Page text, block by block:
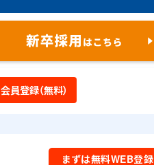
会員登録（無料）
まずは無料WEB登録